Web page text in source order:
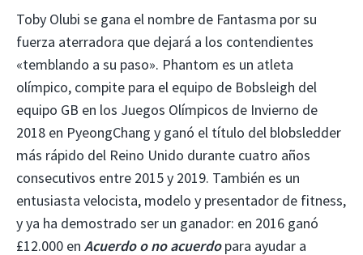
Toby Olubi se gana el nombre de Fantasma por su
fuerza aterradora que dejará a los contendientes
«temblando a su paso». Phantom es un atleta
olímpico, compite para el equipo de Bobsleigh del
equipo GB en los Juegos Olímpicos de Invierno de
2018 en PyeongChang y ganó el título del blobsledder
más rápido del Reino Unido durante cuatro años
consecutivos entre 2015 y 2019. También es un
entusiasta velocista, modelo y presentador de fitness,
y ya ha demostrado ser un ganador: en 2016 ganó
£12.000 en Acuerdo o no acuerdopara ayudar a